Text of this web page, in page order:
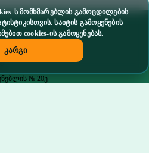
№ 20ე
ს მომხმარებლის გამოცდილების
საიტის გამოყენების
cookies-ის გამოყენებას.
კარგი